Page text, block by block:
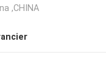
,CHINA